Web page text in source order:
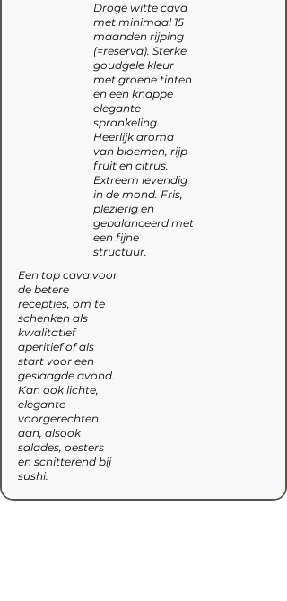
Droge witte cava
met minimaal 15
maanden rijping
(=reserva). Sterke
goudgele kleur
met groene tinten
en een knappe
elegante
sprankeling.
Heerlijk aroma
van bloemen, rijp
fruit en citrus.
Extreem levendig
in de mond. Fris,
plezierig en
gebalanceerd met
een fijne
structuur.
Een top cava voor
de betere
recepties, om te
schenken als
kwalitatief
aperitief of als
start voor een
geslaagde avond.
Kan ook lichte,
elegante
voorgerechten
aan, alsook
salades, oesters
en schitterend bij
sushi.